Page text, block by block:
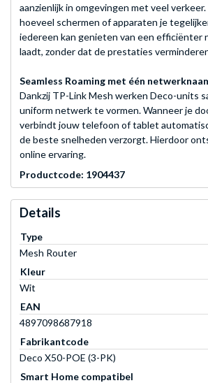
aanzienlijk in omgevingen met veel
hoeveel schermen of apparaten je
iedereen kan genieten van een efficiënter
laadt, zonder dat de prestaties
Seamless Roaming met één
Dankzij TP-Link Mesh werken Deco-units
uniform netwerk te vormen. Wanneer je
verbindt jouw telefoon of tablet
de beste snelheden verzorgt. Hierdoor
online ervaring.
Productcode: 1904437
Details
Type
Mesh Router
Kleur
Wit
EAN
4897098687918
Fabrikantcode
Deco X50-POE (3-PK)
Smart Home compatibel